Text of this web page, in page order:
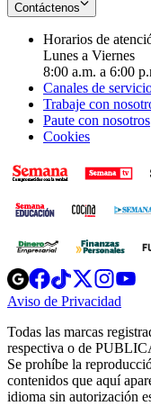
Contáctenos
Horarios de
Lunes a Viernes
8:00 a.m. a 6:00
Canales de
Trabaje con
Paute con nosotros
Cookies
Opens
in
new
Opens
in
new
Opens
in
new
window
Opens
new
Aviso de Privacidad
new
Todas las marcas
respectiva o de
Se prohíbe la
contenidos que aquí
idioma sin autorización